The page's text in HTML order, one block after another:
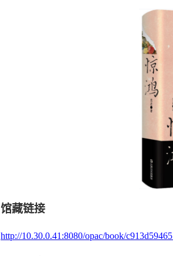
馆藏链接
http://10.30.0.41:8080/opac/book/